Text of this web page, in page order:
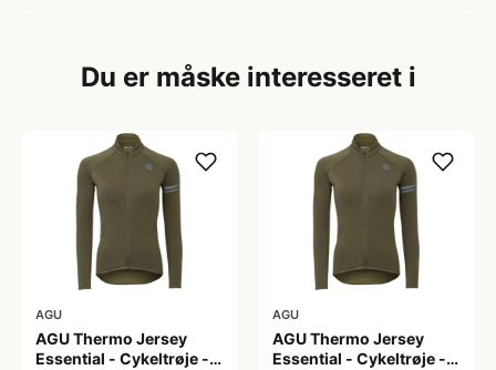
Du er måske interesseret i
AGU
AGU Thermo Jersey
Essential - Cykeltrøje -
AGU
AGU Thermo Jersey
Essential - Cykeltrøje -